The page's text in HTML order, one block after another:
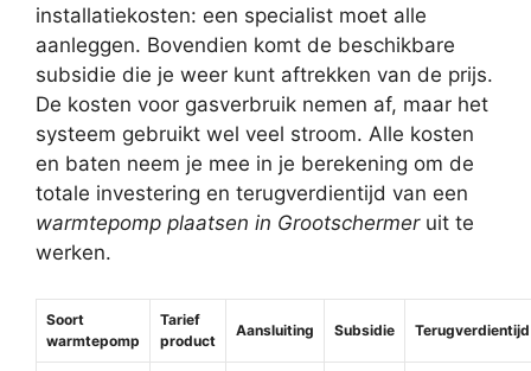
installatiekosten: een specialist moet alle
aanleggen. Bovendien komt de beschikbare
subsidie die je weer kunt aftrekken van de prijs.
De kosten voor gasverbruik nemen af, maar het
systeem gebruikt wel veel stroom. Alle kosten
en baten neem je mee in je berekening om de
totale investering en terugverdientijd van een
warmtepomp plaatsen in Grootschermeruit te
werken.
Soort
warmtepomp
Tarief
product
Aansluiting Subsidie Terugverdientijd